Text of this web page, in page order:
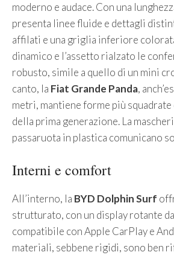
moderno e audace. Con una
presenta linee fluide e dettagli
affilati e una griglia inferiore
dinamico e l’assetto rialzato le
robusto, simile a quello di un mini
canto, la Fiat Grande Panda,
metri, mantiene forme più
della prima generazione. La
passaruota in plastica comunicano
Interni e comfort
All’interno, la BYD Dolphin Surf
strutturato, con un display rotante
compatibile con Apple CarPlay e
materiali, sebbene rigidi, sono ben